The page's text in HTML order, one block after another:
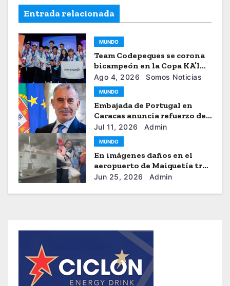
Entrada relacionada
MUNDO
Team Codepeques se corona
bicampeón en la Copa KA’I
2026
Ago 4, 2026 Somos Noticias
MUNDO
Embajada de Portugal en
Caracas anuncia refuerzo de
ayuda humanitaria
Jul 11, 2026 Admin
MUNDO
En imágenes daños en el
aeropuerto de Maiquetía tras
los sismos
Jun 25, 2026 Admin